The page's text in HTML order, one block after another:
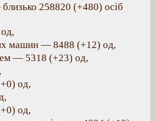
258820 (+480) осіб
машин — 8488 (+12) од,
— 5318 (+23) од,
од,
од,